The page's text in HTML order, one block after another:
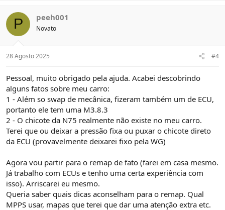
P peeh001
Novato
28 Agosto 2025 #4
Pessoal, muito obrigado pela ajuda. Acabei descobrindo
alguns fatos sobre meu carro:
1 - Além so swap de mecânica, fizeram também um de ECU,
portanto ele tem uma M3.8.3
2 - O chicote da N75 realmente não existe no meu carro.
Terei que ou deixar a pressão fixa ou puxar o chicote direto
da ECU (provavelmente deixarei fixo pela WG)
Agora vou partir para o remap de fato (farei em casa mesmo.
Já trabalho com ECUs e tenho uma certa experiência com
isso). Arriscarei eu mesmo.
Queria saber quais dicas aconselham para o remap. Qual
MPPS usar, mapas que terei que dar uma atenção extra etc.